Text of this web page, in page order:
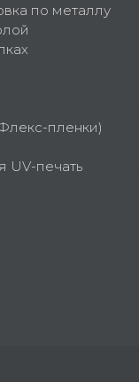
по металлу
пленки)
UV-печать